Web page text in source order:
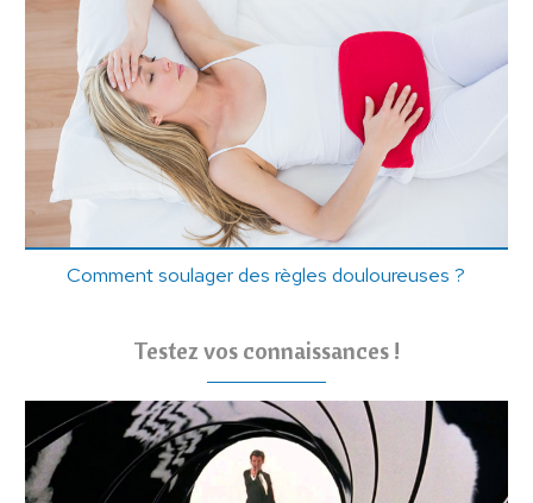
Comment soulager des règles douloureuses ?
Testez vos connaissances !